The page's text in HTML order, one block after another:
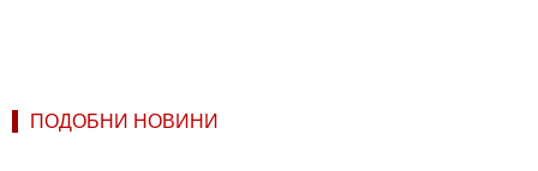
ПОДОБНИ НОВИНИ